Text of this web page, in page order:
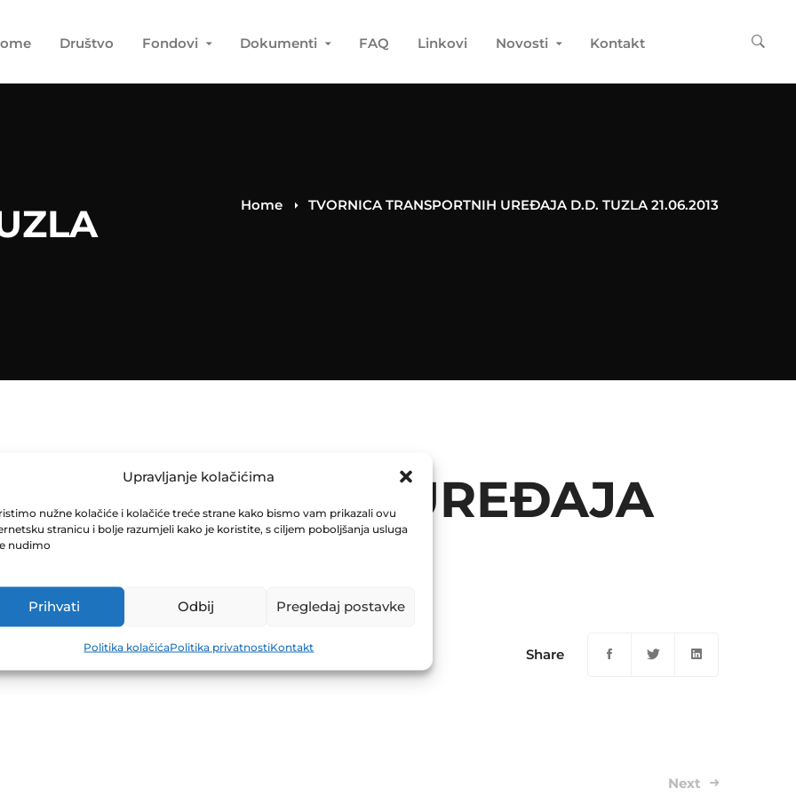
Upravljanje kolačićima
nužne kolačiće i kolačiće treće strane kako bismo vam prikazali ovu
stranicu i bolje razumjeli kako je koristite, s ciljem poboljšanja usluga
nudimo
Prihvati Odbij Pregledaj postavke
Politika kolačićaPolitika privatnostiKontakt
Društvo Fondovi Dokumenti FAQ Linkovi Novosti Kontakt
Home TVORNICA TRANSPORTNIH UREĐAJA D.D. TUZLA 21.06.2013
UREĐAJA
Share
Next